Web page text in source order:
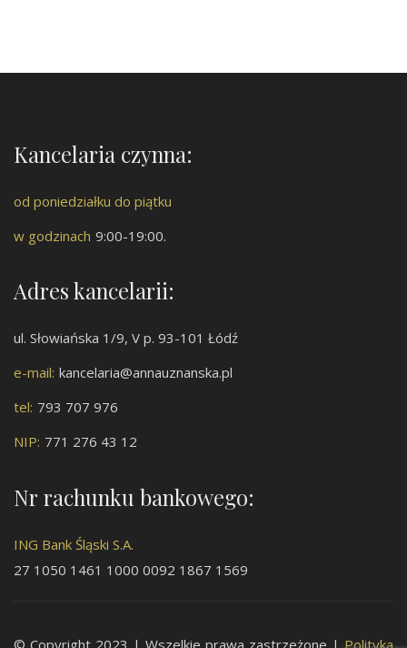
Kancelaria czynna:
od poniedziałku do piątku
w godzinach 9:00-19:00.
Adres kancelarii:
ul. Słowiańska 1/9, V p. 93-101 Łódź
e-mail: kancelaria@annauznanska.pl
tel: 793 707 976
NIP: 771 276 43 12
Nr rachunku bankowego:
ING Bank Śląski S.A.
27 1050 1461 1000 0092 1867 1569